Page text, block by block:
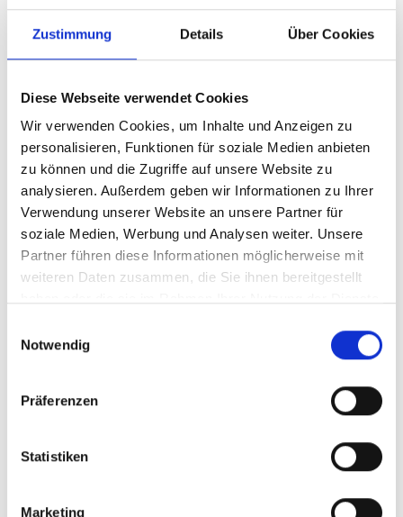
Zustimmung Details Über Cookies
Diese Webseite verwendet Cookies
Wir verwenden Cookies, um Inhalte und Anzeigen zu
personalisieren, Funktionen für soziale Medien anbieten
zu können und die Zugriffe auf unsere Website zu
analysieren. Außerdem geben wir Informationen zu Ihrer
Verwendung unserer Website an unsere Partner für
soziale Medien, Werbung und Analysen weiter. Unsere
Partner führen diese Informationen möglicherweise mit
weiteren Daten zusammen, die Sie ihnen bereitgestellt
Notwendig
Präferenzen
Statistiken
Marketing
für die „Blue Five“: Wale, Haie, Meeresschildkröten,
Delfine und Mantarochen. Der Schutz ihrer
Lebensräume erfordert ein Handeln über Landes- und
Schutzgebietsgrenzen hinweg!
Mit diesem Ziel vor Augen wurde das „Netzwerk der
Meeres- und Küstenschutzgebiete des Südostpazifiks“
(RAMPAS) gegründet, das von der IKI unterstützt wird.
Das Netzwerk stärkt die ökologischen Verbindungen
Ecuador, Panama und Peru.
Derzeit treibt es die Umsetzung des Strategieplans
2025 bis 2035 voran. Dazu gehört auch, dass in der
gestärkt und neue Ansätze für die langfristige
Finanzierung des Meeresschutzes vorangebracht
werden. Das Vorhaben zeigt, wie grenzüberschreitende